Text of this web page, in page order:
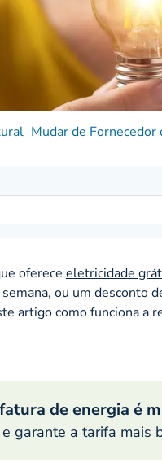
Mudar de Fornecedor
oferece eletricidade
ou um desconto
artigo como funciona a
de energia é
garante a tarifa mais